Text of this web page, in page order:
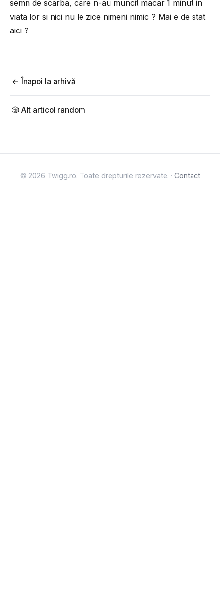
semn de scarba, care n-au muncit macar 1 minut in
viata lor si nici nu le zice nimeni nimic ? Mai e de stat
aici ?
← Înapoi la arhivă
🎲 Alt articol random
© 2026 Twigg.ro. Toate drepturile rezervate. · Contact